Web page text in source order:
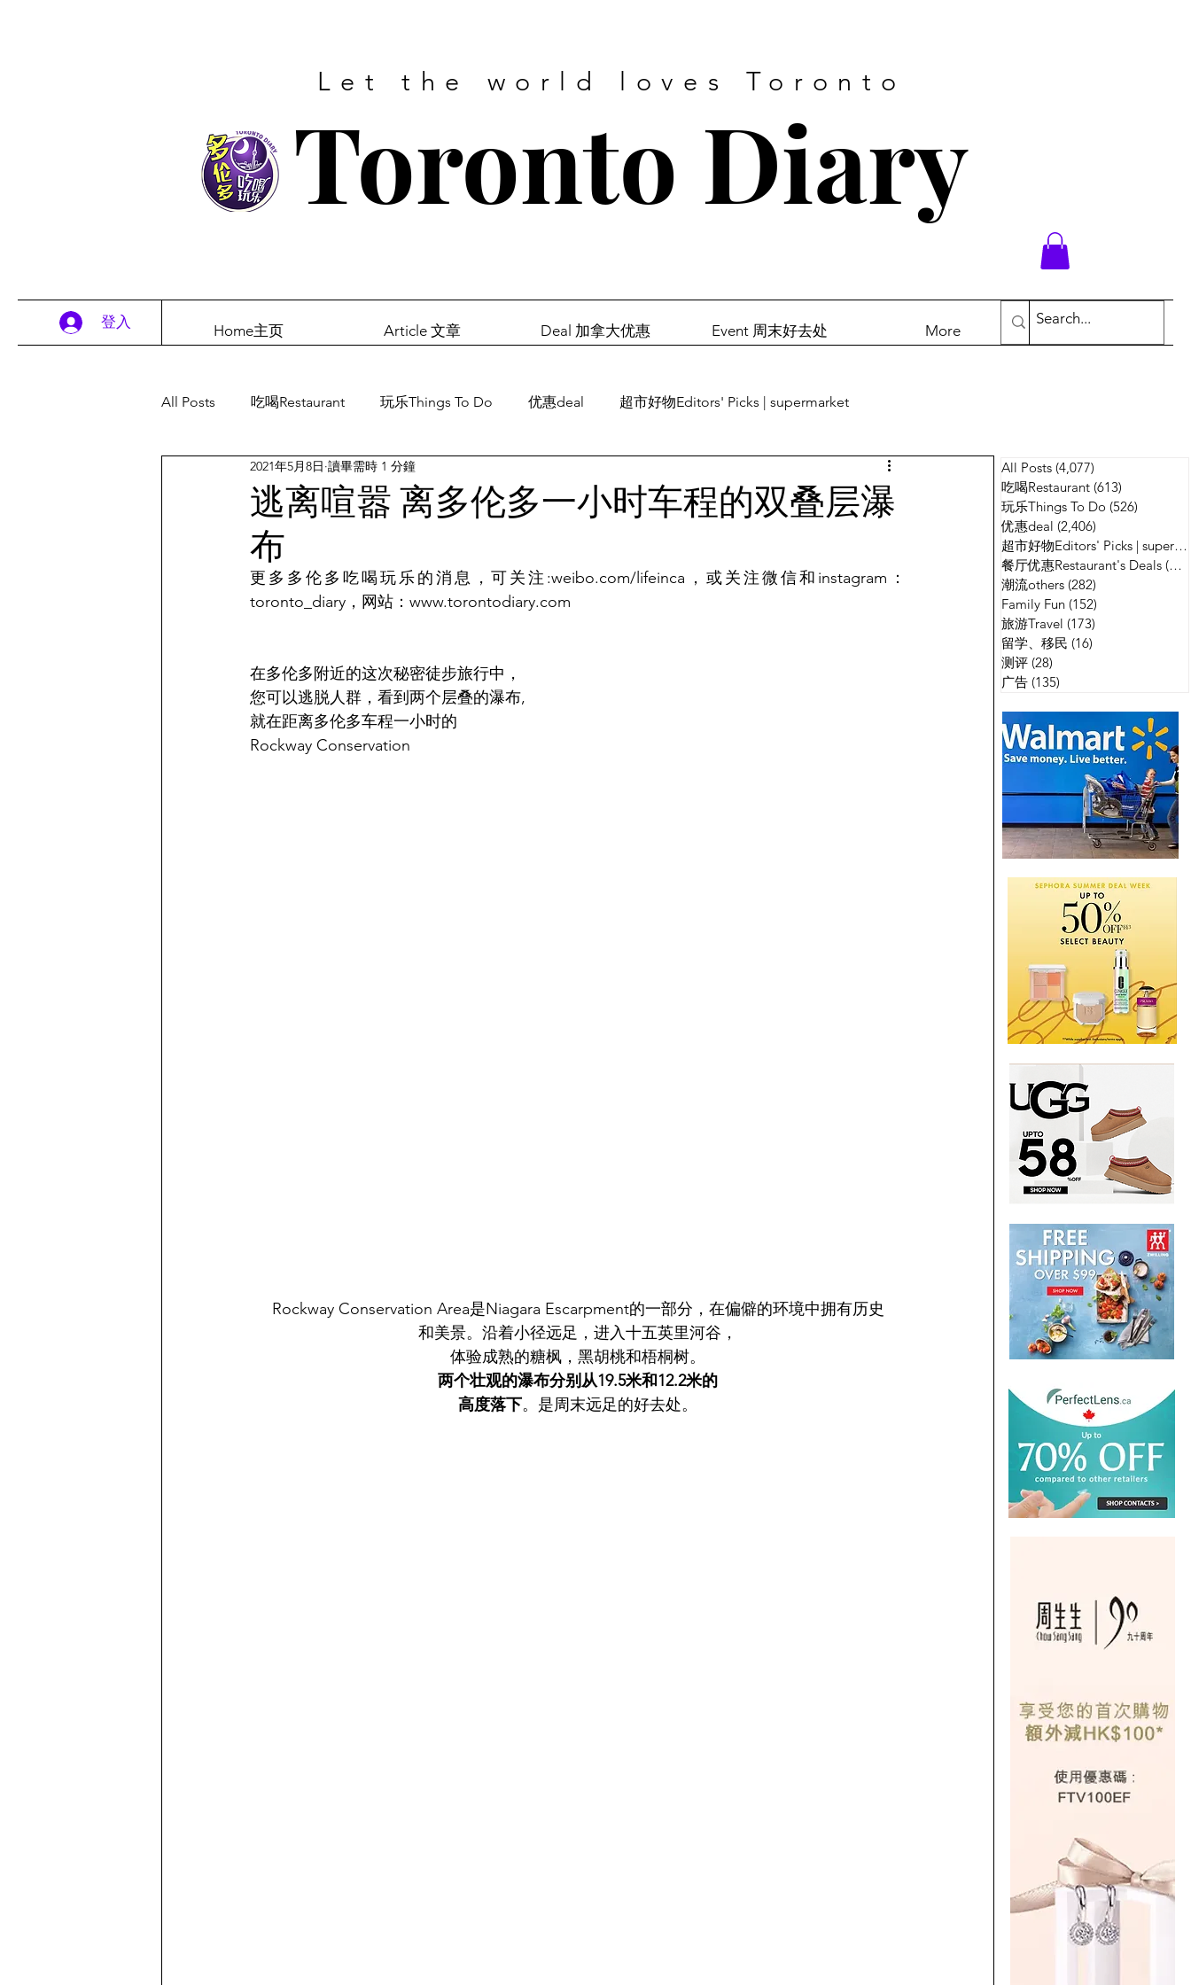
Let the world loves Toronto
Toronto Diary
登入 Home主页 Article 文章 Deal 加拿大优惠 Event 周末好去处 More
All Posts 吃喝Restaurant 玩乐Things To Do 优惠deal 超市好物Editors' Picks | supermarket
餐厅优惠Restaurant's Deals 潮流others 广告
逃离喧嚣 离多伦多一小时车程的双叠层瀑
布
2021年5月8日 讀畢需時 1 分鐘
更多多伦多吃喝玩乐的消息，可关注:weibo.com/lifeinca，或关注微信和instagram：
toronto_diary，网站：www.torontodiary.com
在多伦多附近的这次秘密徒步旅行中，
您可以逃脱人群，看到两个层叠的瀑布,
就在距离多伦多车程一小时的
Rockway Conservation
Rockway Conservation Area是Niagara Escarpment的一部分，在偏僻的环境中拥有历史
和美景。沿着小径远足，进入十五英里河谷，
体验成熟的糖枫，黑胡桃和梧桐树。
两个壮观的瀑布分别从19.5米和12.2米的
高度落下。是周末远足的好去处。
All Posts (4,077)
吃喝Restaurant (613)
玩乐Things To Do (526)
优惠deal (2,406)
超市好物Editors' Picks | supermarket
餐厅优惠Restaurant's Deals (134)
潮流others (282)
Family Fun (152)
旅游Travel (173)
留学、移民 (16)
测评 (28)
广告 (135)